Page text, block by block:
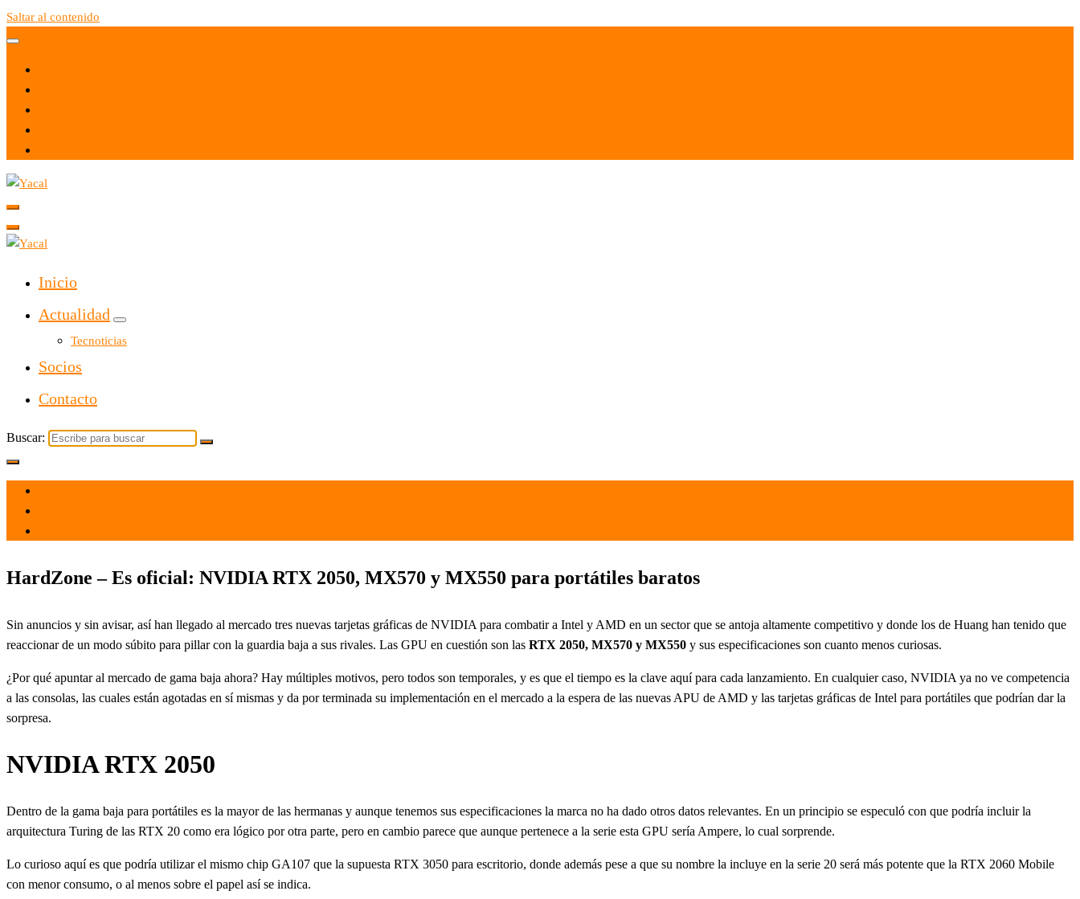
Saltar al contenido
Yacal micro hosting
Inicio
Actualidad
Tecnoticias
Socios
Contacto
Buscar:
HardZone – Es oficial: NVIDIA RTX 2050, MX570 y MX550 para portátiles baratos
Sin anuncios y sin avisar, así han llegado al mercado tres nuevas tarjetas gráficas de NVIDIA para combatir a Intel y AMD en un sector que se antoja altamente competitivo y donde los de Huang han tenido que
reaccionar de un modo súbito para pillar con la guardia baja a sus rivales. Las GPU en cuestión son las RTX 2050, MX570 y MX550 y sus especificaciones son cuanto menos curiosas.
¿Por qué apuntar al mercado de gama baja ahora? Hay múltiples motivos, pero todos son temporales, y es que el tiempo es la clave aquí para cada lanzamiento. En cualquier caso, NVIDIA ya no ve competencia
a las consolas, las cuales están agotadas en sí mismas y da por terminada su implementación en el mercado a la espera de las nuevas APU de AMD y las tarjetas gráficas de Intel para portátiles que podrían dar la
sorpresa.
NVIDIA RTX 2050
Dentro de la gama baja para portátiles es la mayor de las hermanas y aunque tenemos sus especificaciones la marca no ha dado otros datos relevantes. En un principio se especuló con que podría incluir la
arquitectura Turing de las RTX 20 como era lógico por otra parte, pero en cambio parece que aunque pertenece a la serie esta GPU sería Ampere, lo cual sorprende.
Lo curioso aquí es que podría utilizar el mismo chip GA107 que la supuesta RTX 3050 para escritorio, donde además pese a que su nombre la incluye en la serie 20 será más potente que la RTX 2060 Mobile
con menor consumo, o al menos sobre el papel así se indica.